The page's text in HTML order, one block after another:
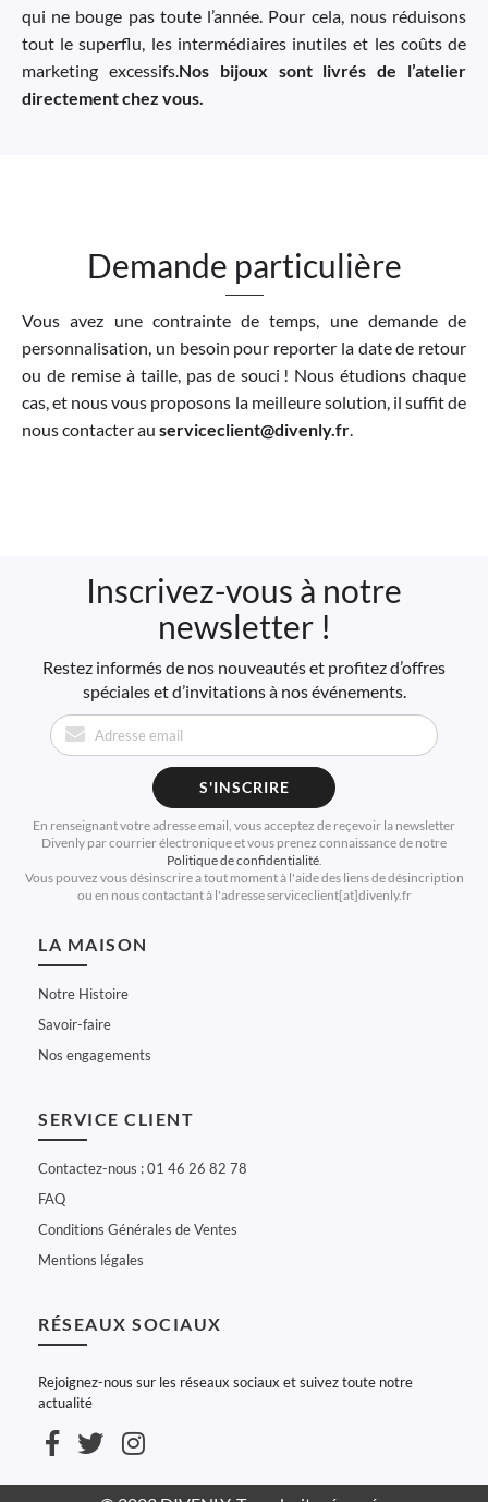
qui ne bouge pas toute l’année. Pour cela, nous réduisons
tout le superflu, les intermédiaires inutiles et les coûts de
marketing excessifs. Nos bijoux sont livrés de l’atelier
directement chez vous.
Demande particulière
Vous avez une contrainte de temps, une demande de
personnalisation, un besoin pour reporter la date de retour
ou de remise à taille, pas de souci ! Nous étudions chaque
cas, et nous vous proposons la meilleure solution, il suffit de
nous contacter au serviceclient@divenly.fr.
Inscrivez-vous à notre
newsletter !
Restez informés de nos nouveautés et profitez d’offres
spéciales et d’invitations à nos événements.
S'INSCRIRE
En renseignant votre adresse email, vous acceptez de reçevoir la newsletter
Divenly par courrier électronique et vous prenez connaissance de notre
Politique de confidentialité.
Vous pouvez vous désinscrire a tout moment à l'aide des liens de désincription
ou en nous contactant à l'adresse serviceclient[at]divenly.fr
LA MAISON
Notre Histoire
Savoir-faire
Nos engagements
SERVICE CLIENT
Contactez-nous : 01 46 26 82 78
FAQ
Conditions Générales de Ventes
Mentions légales
RÉSEAUX SOCIAUX
Rejoignez-nous sur les réseaux sociaux et suivez toute notre
actualité